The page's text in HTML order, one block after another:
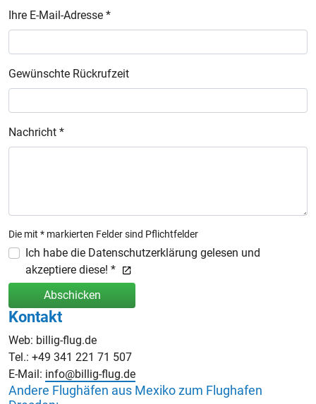
Ihre E-Mail-Adresse *
Gewünschte Rückrufzeit
Nachricht *
Die mit * markierten Felder sind Pflichtfelder
Ich habe die Datenschutzerklärung gelesen und
akzeptiere diese! *
Abschicken
Kontakt
Web: billig-flug.de
Tel.: +49 341 221 71 507
E-Mail: info@billig-flug.de
Andere Flughäfen aus Mexiko zum Flughafen